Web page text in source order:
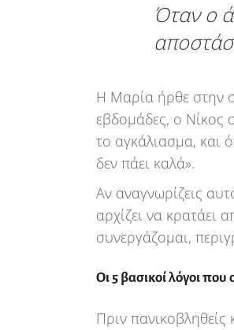
Όταν ο
Η Μαρία ήρθε στην
εβδομάδες, ο Νίκος
το αγκάλιασμα, και
δεν πάει καλά».
Αν αναγνωρίζεις
αρχίζει να κρατάει
συνεργάζομαι,
Οι 5 βασικοί λόγοι
Πριν πανικοβληθείς